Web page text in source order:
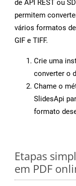
de API REST ou
permitem
vários formatos de
GIF e TIFF.
Crie uma
converter o
Chame o
SlidesApi
formato
Etapas
em PDF